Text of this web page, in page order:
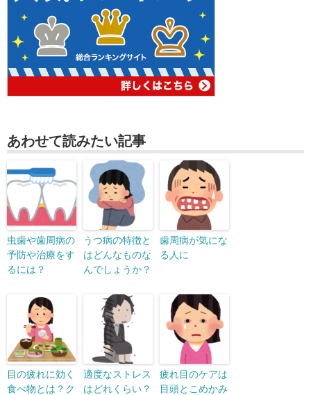
あわせて読みたい記事
虫歯や歯周病の
予防や治療をす
るには？
うつ病の特徴と
はどんなものな
んでしょうか？
歯周病が気にな
る人に
目の疲れに効く
食べ物とは？ク
適度なストレス
はどれくらい？
疲れ目のケアは
目頭とこめかみ